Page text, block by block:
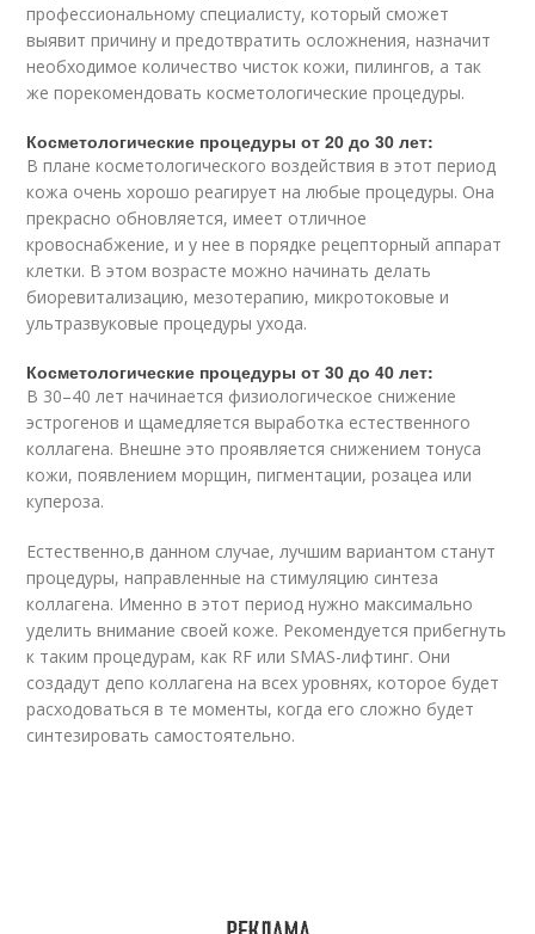
профессиональному специалисту, который сможет
выявит причину и предотвратить осложнения, назначит
необходимое количество чисток кожи, пилингов, а так
же порекомендовать косметологические процедуры.
Косметологические процедуры от 20 до 30 лет:
В плане косметологического воздействия в этот период
кожа очень хорошо реагирует на любые процедуры. Она
прекрасно обновляется, имеет отличное
кровоснабжение, и у нее в порядке рецепторный аппарат
клетки. В этом возрасте можно начинать делать
биоревитализацию, мезотерапию, микротоковые и
ультразвуковые процедуры ухода.
Косметологические процедуры от 30 до 40 лет:
В 30–40 лет начинается физиологическое снижение
эстрогенов и щамедляется выработка естественного
коллагена. Внешне это проявляется снижением тонуса
кожи, появлением морщин, пигментации, розацеа или
купероза.
Естественно,в данном случае, лучшим вариантом станут
процедуры, направленные на стимуляцию синтеза
коллагена. Именно в этот период нужно максимально
уделить внимание своей коже. Рекомендуется прибегнуть
к таким процедурам, как RF или SMAS-лифтинг. Они
создадут депо коллагена на всех уровнях, которое будет
расходоваться в те моменты, когда его сложно будет
синтезировать самостоятельно.